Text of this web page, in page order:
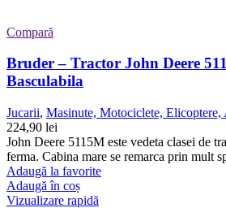
Compară
Bruder – Tractor John Deere
Basculabila
Jucarii, Masinute, Motociclete, Elicoptere,
224,90 lei
John Deere 5115M este vedeta clasei de
ferma. Cabina mare se remarca prin mult
Adaugă la favorite
Adaugă în coș
Vizualizare rapidă